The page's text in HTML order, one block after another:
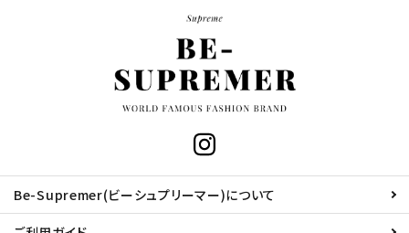
Be-Supremer(ビーシュプリーマー)について